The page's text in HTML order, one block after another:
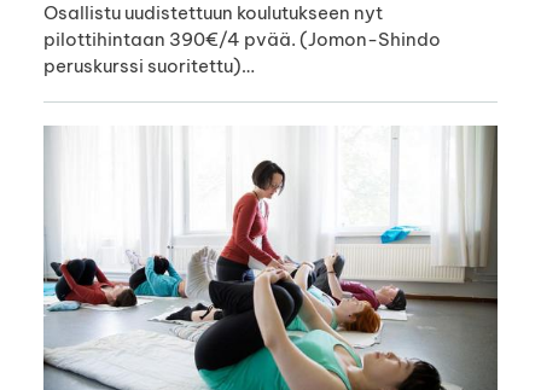
Osallistu uudistettuun koulutukseen nyt
pilottihintaan 390€/4 pvää. (Jomon-Shindo
peruskurssi suoritettu)…